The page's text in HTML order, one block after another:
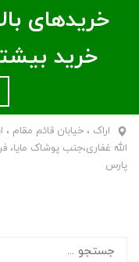
خرید
اراک ، خیابان قائم مقام
الله غفاری،جنب پوشاک مایا،
پارس